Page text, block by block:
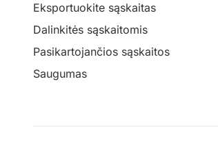
Eksportuokite sąskaitas
Dalinkitės sąskaitomis
Pasikartojančios sąskaitos
Saugumas